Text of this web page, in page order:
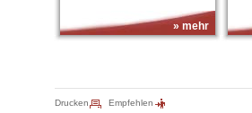
» mehr
Drucken Empfehlen